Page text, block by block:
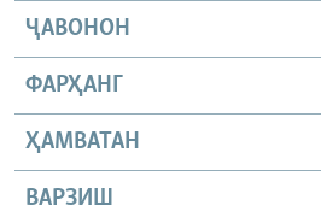
ҶАВОНОН
ФАРҲАНГ
ҲАМВАТАН
ВАРЗИШ